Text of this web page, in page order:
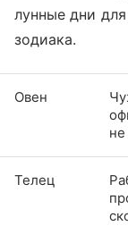
лунные дни
зодиака.
Овен
Телец